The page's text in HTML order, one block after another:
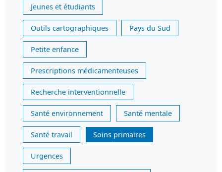
Jeunes et étudiants
Outils cartographiques Pays du Sud
Petite enfance
Prescriptions médicamenteuses
Recherche interventionnelle
Santé environnement Santé mentale
Santé travail Soins primaires
Urgences